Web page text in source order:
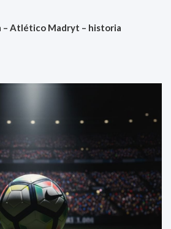
– Atlético Madryt – historia